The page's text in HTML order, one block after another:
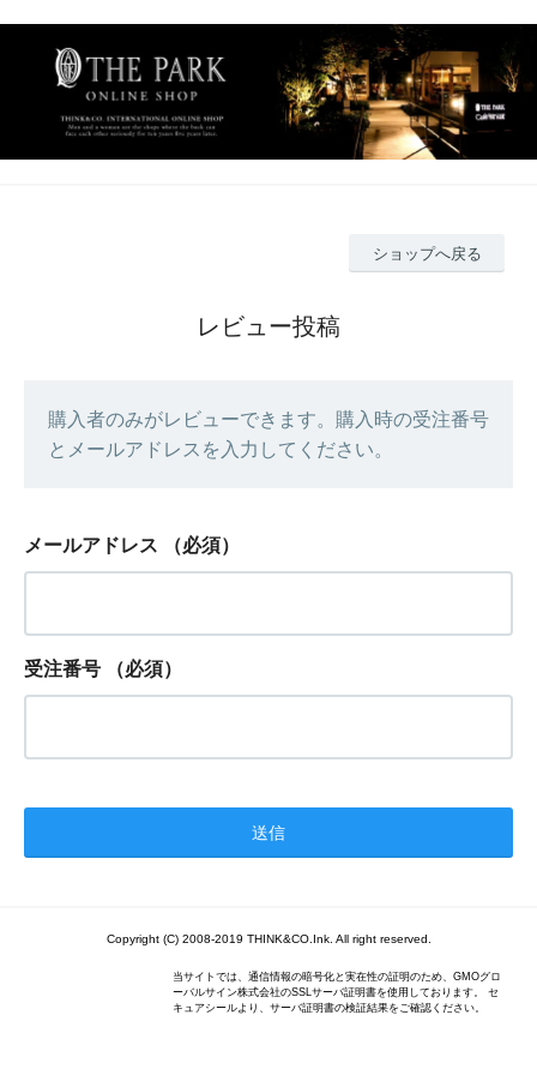
ショップへ戻る
レビュー投稿
購入者のみがレビューできます。購入時の受注番号
とメールアドレスを入力してください。
メールアドレス （必須）
受注番号 （必須）
Copyright (C) 2008-2019 THINK&CO.Ink. All right reserved.
当サイトでは、通信情報の暗号化と実在性の証明のため、GMOグロ
ーバルサイン株式会社のSSLサーバ証明書を使用しております。 セ
キュアシールより、サーバ証明書の検証結果をご確認ください。